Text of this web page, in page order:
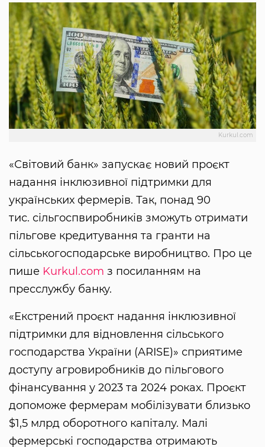
Kurkul.com
«Світовий банк» запускає новий проєкт
надання інклюзивної підтримки для
українських фермерів. Так, понад 90
тис. сільгоспвиробників зможуть отримати
пільгове кредитування та гранти на
сільськогосподарське виробництво. Про це
пише Kurkul.com з посиланням на
пресслужбу банку.
«Екстрений проєкт надання інклюзивної
підтримки для відновлення сільського
господарства України (ARISE)» сприятиме
доступу агровиробників до пільгового
фінансування у 2023 та 2024 роках. Проєкт
допоможе фермерам мобілізувати близько
$1,5 млрд оборотного капіталу. Малі
фермерські господарства отримають